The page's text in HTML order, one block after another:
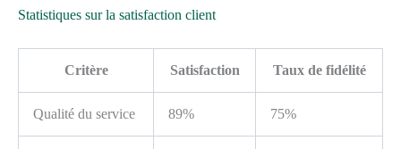
Statistiques sur la satisfaction client
Critère Satisfaction Taux de fidélité
Qualité du service 89% 75%